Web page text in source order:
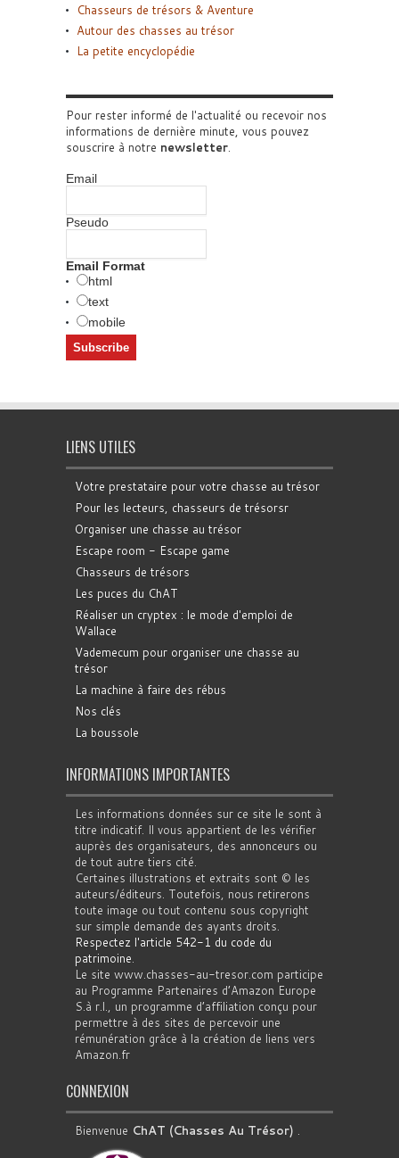
Chasseurs de trésors & Aventure
Autour des chasses au trésor
La petite encyclopédie
Pour rester informé de l'actualité ou recevoir nos
informations de dernière minute, vous pouvez
souscrire à notre newsletter.
Email
Pseudo
Email Format
html
text
mobile
LIENS UTILES
Votre prestataire pour votre chasse au trésor
Pour les lecteurs, chasseurs de trésorsr
Organiser une chasse au trésor
Escape room - Escape game
Chasseurs de trésors
Les puces du ChAT
Réaliser un cryptex : le mode d'emploi de
Wallace
Vademecum pour organiser une chasse au
trésor
La machine à faire des rébus
Nos clés
La boussole
INFORMATIONS IMPORTANTES
Les informations données sur ce site le sont à
titre indicatif. Il vous appartient de les vérifier
auprès des organisateurs, des annonceurs ou
de tout autre tiers cité.
Certaines illustrations et extraits sont © les
auteurs/éditeurs. Toutefois, nous retirerons
toute image ou tout contenu sous copyright
sur simple demande des ayants droits.
Respectez l'article 542-1 du code du
patrimoine.
Le site www.chasses-au-tresor.com participe
au Programme Partenaires d’Amazon Europe
S.à r.l., un programme d’affiliation conçu pour
permettre à des sites de percevoir une
rémunération grâce à la création de liens vers
Amazon.fr
CONNEXION
Bienvenue ChAT (Chasses Au Trésor) .